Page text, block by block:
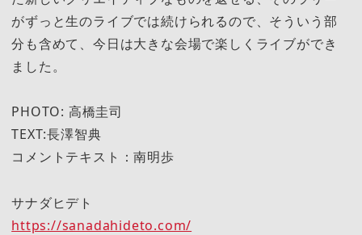
がずっと生のライブでは続けられるので、そういう部
分も含めて、今日は大きな会場で楽しくライブができ
ました。
PHOTO: 高橋圭司
TEXT:長澤智典
コメントテキスト：南明歩
サナダヒデト
https://sanadahideto.com/